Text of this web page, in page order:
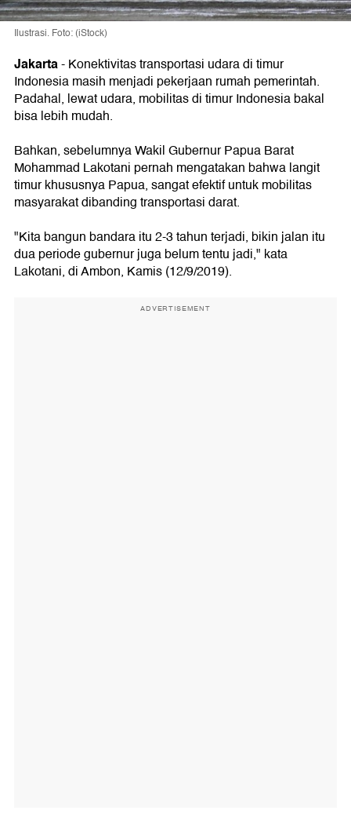
Ilustrasi. Foto: (iStock)
Jakarta-Konektivitas transportasi udara di timur
Indonesia masih menjadi pekerjaan rumah pemerintah.
Padahal, lewat udara, mobilitas di timur Indonesia bakal
bisa lebih mudah.
Bahkan, sebelumnya Wakil Gubernur Papua Barat
Mohammad Lakotani pernah mengatakan bahwa langit
timur khususnya Papua, sangat efektif untuk mobilitas
masyarakat dibanding transportasi darat.
"Kita bangun bandara itu 2-3 tahun terjadi, bikin jalan itu
dua periode gubernur juga belum tentu jadi," kata
Lakotani, di Ambon, Kamis (12/9/2019).
ADVERTISEMENT